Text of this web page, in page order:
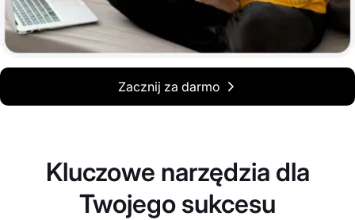
Zacznij za darmo
Kluczowe narzędzia dla
Twojego sukcesu